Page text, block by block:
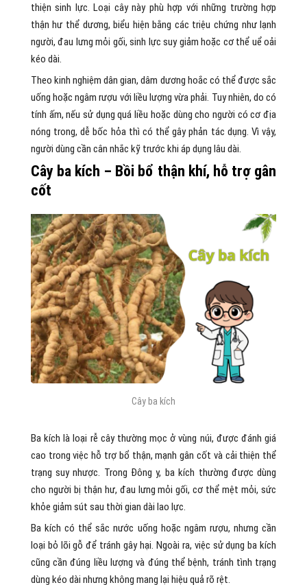
thiện sinh lực. Loại cây này phù hợp với những trường hợp
thận hư thể dương, biểu hiện bằng các triệu chứng như lạnh
người, đau lưng mỏi gối, sinh lực suy giảm hoặc cơ thể uể oải
kéo dài.
Theo kinh nghiệm dân gian, dâm dương hoắc có thể được sắc
uống hoặc ngâm rượu với liều lượng vừa phải. Tuy nhiên, do có
tính ấm, nếu sử dụng quá liều hoặc dùng cho người có cơ địa
nóng trong, dễ bốc hỏa thì có thể gây phản tác dụng. Vì vậy,
người dùng cần cân nhắc kỹ trước khi áp dụng lâu dài.
Cây ba kích – Bồi bổ thận khí, hỗ trợ gân
cốt
Cây ba kích
Ba kích là loại rễ cây thường mọc ở vùng núi, được đánh giá
cao trong việc hỗ trợ bổ thận, mạnh gân cốt và cải thiện thể
trạng suy nhược. Trong Đông y, ba kích thường được dùng
cho người bị thận hư, đau lưng mỏi gối, cơ thể mệt mỏi, sức
khỏe giảm sút sau thời gian dài lao lực.
Ba kích có thể sắc nước uống hoặc ngâm rượu, nhưng cần
loại bỏ lõi gỗ để tránh gây hại. Ngoài ra, việc sử dụng ba kích
cũng cần đúng liều lượng và đúng thể bệnh, tránh tình trạng
dùng kéo dài nhưng không mang lại hiệu quả rõ rệt.